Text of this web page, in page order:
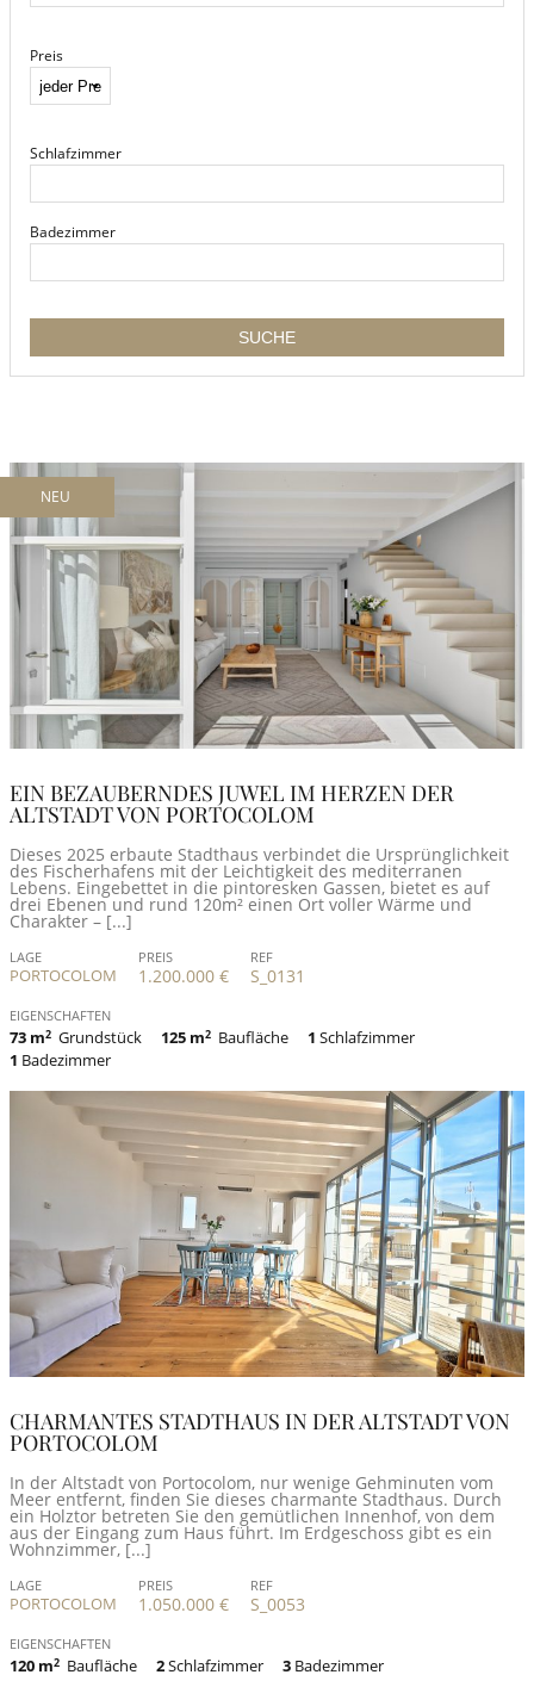
Preis
Schlafzimmer
Badezimmer
NEU
EIN BEZAUBERNDES JUWEL IM HERZEN DER
ALTSTADT VON PORTOCOLOM
Dieses 2025 erbaute Stadthaus verbindet die Ursprünglichkeit
des Fischerhafens mit der Leichtigkeit des mediterranen
Lebens. Eingebettet in die pintoresken Gassen, bietet es auf
drei Ebenen und rund 120m² einen Ort voller Wärme und
Charakter – [...]
LAGE
PORTOCOLOM
PREIS
1.200.000 €
REF
S_0131
EIGENSCHAFTEN
73 m2 Grundstück 125 m2 Baufläche 1 Schlafzimmer
1 Badezimmer
CHARMANTES STADTHAUS IN DER ALTSTADT VON
PORTOCOLOM
In der Altstadt von Portocolom, nur wenige Gehminuten vom
Meer entfernt, finden Sie dieses charmante Stadthaus. Durch
ein Holztor betreten Sie den gemütlichen Innenhof, von dem
aus der Eingang zum Haus führt. Im Erdgeschoss gibt es ein
Wohnzimmer, [...]
LAGE
PORTOCOLOM
PREIS
1.050.000 €
REF
S_0053
EIGENSCHAFTEN
120 m2 Baufläche 2Schlafzimmer 3 Badezimmer